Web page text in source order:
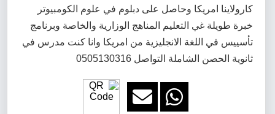
كارولاينا امريكا وحاصل على دبلوم في علوم الكومبيوتر
خبرة طويلة غي التعليم المناهج الوزارية والخاصة وبرنامج
تأسييس في اللغة الانجليزية من امريكا وانا كنت مدرس في
ثانوية الحصن الشاملة التواصل 0505130316